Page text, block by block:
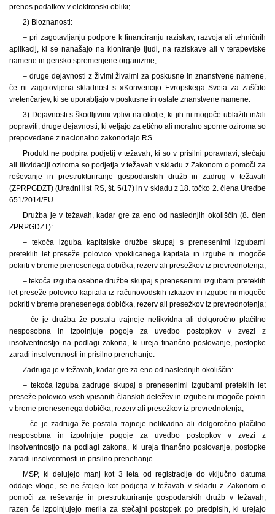
prenos podatkov v elektronski obliki;
2) Bioznanosti:
– pri zagotavljanju podpore k financiranju raziskav, razvoja ali tehničnih
aplikacij, ki se nanašajo na kloniranje ljudi, na raziskave ali v terapevtske
namene in gensko spremenjene organizme;
– druge dejavnosti z živimi živalmi za poskusne in znanstvene namene,
če ni zagotovljena skladnost s »Konvencijo Evropskega Sveta za zaščito
vretenčarjev, ki se uporabljajo v poskusne in ostale znanstvene namene.
3) Dejavnosti s škodljivimi vplivi na okolje, ki jih ni mogoče ublažiti in/ali
popraviti, druge dejavnosti, ki veljajo za etično ali moralno sporne oziroma so
prepovedane z nacionalno zakonodajo RS.
Produkt ne podpira podjetij v težavah, ki so v prisilni poravnavi, stečaju
ali likvidaciji oziroma so podjetja v težavah v skladu z Zakonom o pomoči za
reševanje in prestrukturiranje gospodarskih družb in zadrug v težavah
(ZPRPGDZT) (Uradni list RS, št. 5/17) in v skladu z 18. točko 2. člena Uredbe
651/2014/EU.
Družba je v težavah, kadar gre za eno od naslednjih okoliščin (8. člen
ZPRPGDZT):
– tekoča izguba kapitalske družbe skupaj s prenesenimi izgubami
preteklih let preseže polovico vpoklicanega kapitala in izgube ni mogoče
pokriti v breme prenesenega dobička, rezerv ali presežkov iz prevrednotenja;
– tekoča izguba osebne družbe skupaj s prenesenimi izgubami preteklih
let preseže polovico kapitala iz računovodskih izkazov in izgube ni mogoče
pokriti v breme prenesenega dobička, rezerv ali presežkov iz prevrednotenja;
– če je družba že postala trajneje nelikvidna ali dolgoročno plačilno
nesposobna in izpolnjuje pogoje za uvedbo postopkov v zvezi z
insolventnostjo na podlagi zakona, ki ureja finančno poslovanje, postopke
zaradi insolventnosti in prisilno prenehanje.
Zadruga je v težavah, kadar gre za eno od naslednjih okoliščin:
– tekoča izguba zadruge skupaj s prenesenimi izgubami preteklih let
preseže polovico vseh vpisanih članskih deležev in izgube ni mogoče pokriti
v breme prenesenega dobička, rezerv ali presežkov iz prevrednotenja;
– če je zadruga že postala trajneje nelikvidna ali dolgoročno plačilno
nesposobna in izpolnjuje pogoje za uvedbo postopkov v zvezi z
insolventnostjo na podlagi zakona, ki ureja finančno poslovanje, postopke
zaradi insolventnosti in prisilno prenehanje.
MSP, ki delujejo manj kot 3 leta od registracije do vključno datuma
oddaje vloge, se ne štejejo kot podjetja v težavah v skladu z Zakonom o
pomoči za reševanje in prestrukturiranje gospodarskih družb v težavah,
razen če izpolnjujejo merila za stečajni postopek po predpisih, ki urejajo